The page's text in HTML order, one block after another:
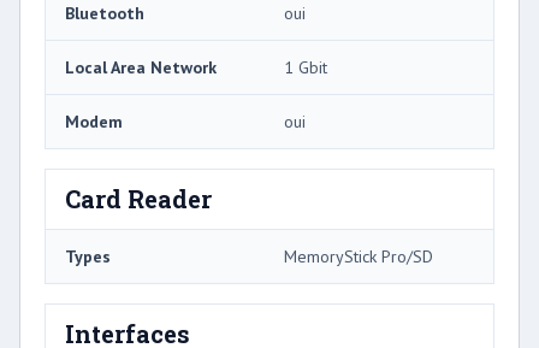
Bluetooth oui
Local Area Network 1 Gbit
Modem oui
Card Reader
Types MemoryStick Pro/SD
Interfaces